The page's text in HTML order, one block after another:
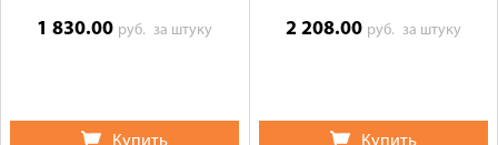
1 830.00 руб.за штуку
Купить
2 208.00 руб. за штуку
Купить